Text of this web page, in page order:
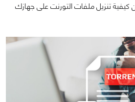
تنزيل ملفات التورنت على جهازك